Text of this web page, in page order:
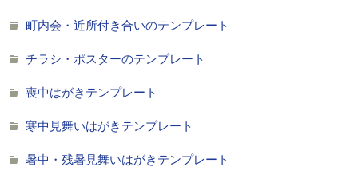
町内会・近所付き合いのテンプレート
チラシ・ポスターのテンプレート
喪中はがきテンプレート
寒中見舞いはがきテンプレート
暑中・残暑見舞いはがきテンプレート